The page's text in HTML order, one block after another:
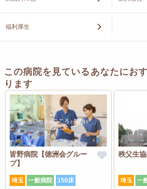
福利厚生
この病院を見ているあなたにお
ります
皆野病院【徳洲会グルー
プ】
埼玉 一般病院 150床
秩父生
埼玉 一